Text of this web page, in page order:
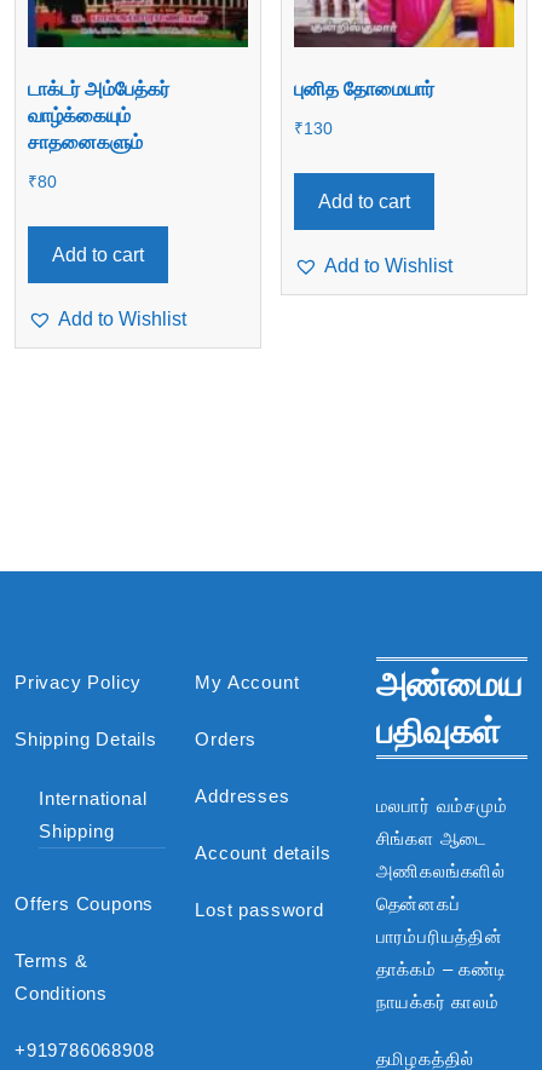
டாக்டர் அம்பேத்கர்
வாழ்க்கையும்
சாதனைகளும்
₹80
Add to cart
Add to Wishlist
புனித தோமையார்
₹130
Add to cart
Add to Wishlist
Privacy Policy
Shipping Details
International
Shipping
Offers Coupons
Terms &
Conditions
+919786068908
My Account
Orders
Addresses
Account details
Lost password
அண்மைய
பதிவுகள்
மலபார் வம்சமும்
சிங்கள ஆடை
அணிகலங்களில்
தென்னகப்
பாரம்பரியத்தின்
தாக்கம் – கண்டி
நாயக்கர் காலம்
தமிழகத்தில்